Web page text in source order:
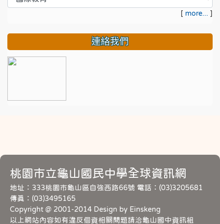
[ more... ]
連絡我們
桃園市立龜山國民中學全球資訊網
地址：333桃園市龜山區自強西路66號 電話：(03)3205681
傳真：(03)3495165
Copyright @ 2001-2014 Design by Einskeng
以上網站內容如有違反個資相關問題請洽龜山國中資訊組